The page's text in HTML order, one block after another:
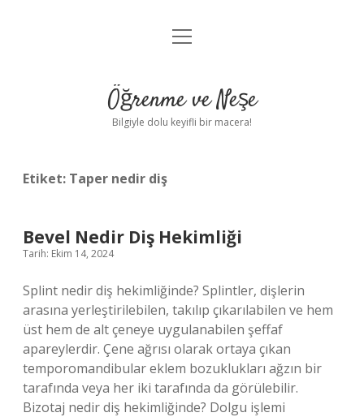
Anasayfa
Yasal Uyarı
menüyü
Öğrenme ve Neşe
Bilgiyle dolu keyifli bir macera!
Etiket: Taper nedir diş
Bevel Nedir Diş Hekimliği
Tarih: Ekim 14, 2024
Splint nedir diş hekimliğinde? Splintler, dişlerin
arasına yerleştirilebilen, takılıp çıkarılabilen ve hem
üst hem de alt çeneye uygulanabilen şeffaf
apareylerdir. Çene ağrısı olarak ortaya çıkan
temporomandibular eklem bozuklukları ağzın bir
tarafında veya her iki tarafında da görülebilir.
Bizotaj nedir diş hekimliğinde? Dolgu işlemi